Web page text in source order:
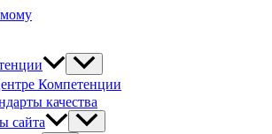
Компетенции
качества
сайта